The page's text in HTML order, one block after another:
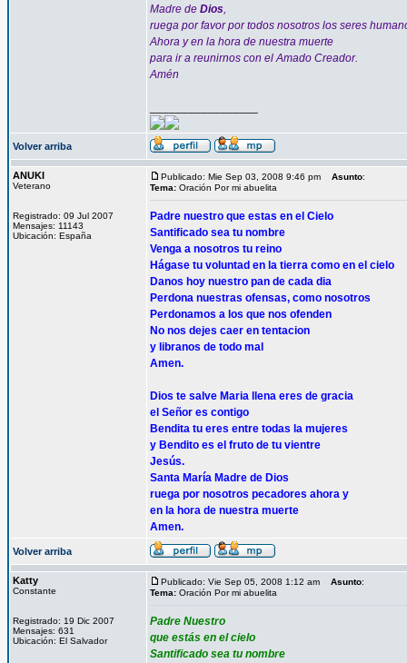
Madre de Dios,
ruega por favor por todos nosotros los seres
Ahora y en la hora de nuestra muerte
para ir a reunirnos con el Amado Creador.
Amén
Volver arriba
ANUKI
Veterano
Registrado: 09 Jul 2007
Mensajes: 11143
Ubicación: España
Publicado: Mie Sep 03, 2008 9:46 pm Asunto:
Tema: Oración Por mi abuelita
Padre nuestro que estas en el Cielo
Santificado sea tu nombre
Venga a nosotros tu reino
Hágase tu voluntad en la tierra como en el cielo
Danos hoy nuestro pan de cada dia
Perdona nuestras ofensas, como nosotros
Perdonamos a los que nos ofenden
No nos dejes caer en tentacion
y libranos de todo mal
Amen.
Dios te salve Maria llena eres de gracia
el Señor es contigo
Bendita tu eres entre todas la mujeres
y Bendito es el fruto de tu vientre
Jesús.
Santa María Madre de Dios
ruega por nosotros pecadores ahora y
en la hora de nuestra muerte
Amen.
Volver arriba
Katty
Constante
Registrado: 19 Dic 2007
Mensajes: 631
Ubicación: El Salvador
Publicado: Vie Sep 05, 2008 1:12 am Asunto:
Tema: Oración Por mi abuelita
Padre Nuestro
que estás en el cielo
Santificado sea tu nombre